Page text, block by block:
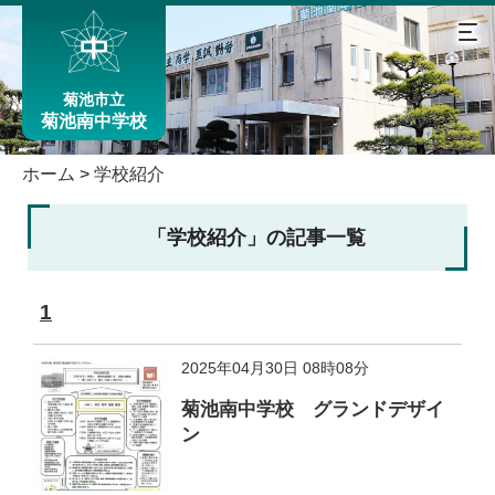
菊池市立
菊池南中学校
ホーム > 学校紹介
「学校紹介」の記事一覧
1
2025年04月30日 08時08分
菊池南中学校 グランドデザイ
ン